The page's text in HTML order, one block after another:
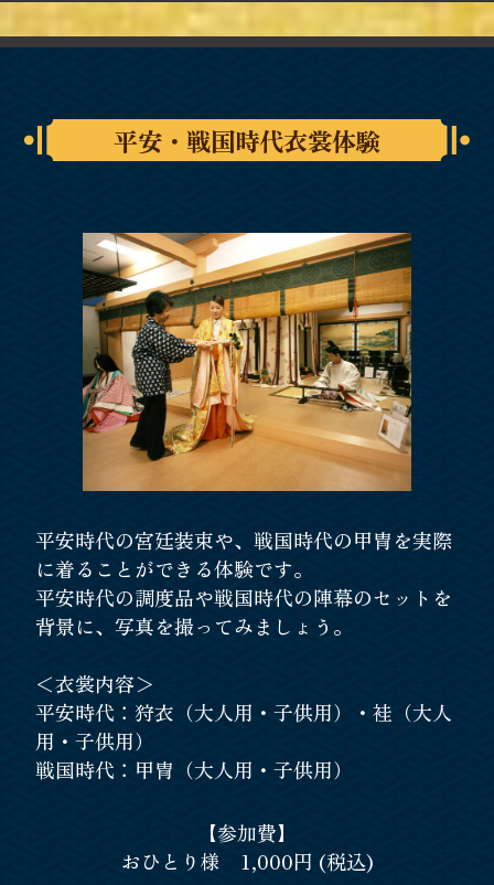
平安・戦国時代衣裳体験
平安時代の宮廷装束や、戦国時代の甲冑を実際
に着ることができる体験です。
平安時代の調度品や戦国時代の陣幕のセットを
背景に、写真を撮ってみましょう。
＜衣裳内容＞
平安時代：狩衣（大人用・子供用）・袿（大人
用・子供用）
戦国時代：甲冑（大人用・子供用）
【参加費】
おひとり様 1,000円 (税込)